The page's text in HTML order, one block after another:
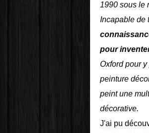
1990 sous le
Incapable de
pour
Oxford pour
peinture
peint une
décorative.
J'ai pu